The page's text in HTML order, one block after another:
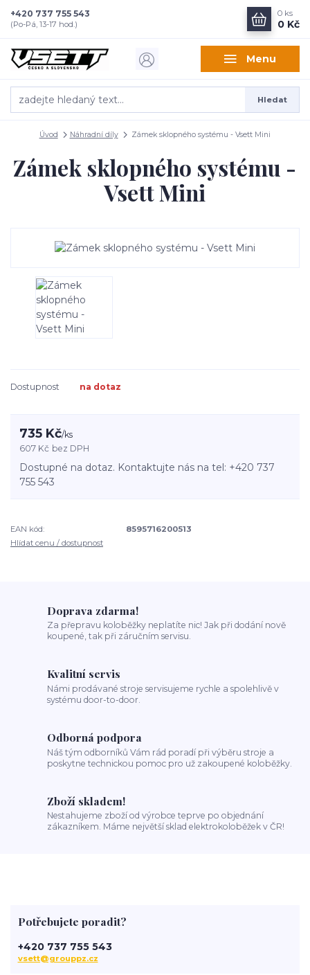
Menu
Hledat
+420 737 755 543
(Po-Pá, 13-17 hod.)
0 ks
0 Kč
Úvod Náhradní díly Zámek sklopného systému - Vsett Mini
Zámek sklopného systému -
Vsett Mini
Dostupnost na dotaz
735 Kč/ks
607 Kč bez DPH
Dostupné na dotaz. Kontaktujte nás na tel: +420 737
755 543
EAN kód:
8595716200513
Hlídat cenu / dostupnost
Doprava zdarma!
Za přepravu koloběžky neplatíte nic! Jak při dodání nově
koupené, tak při záručním servisu.
Kvalitní servis
Námi prodávané stroje servisujeme rychle a spolehlivě v
systému door-to-door.
Odborná podpora
Náš tým odborníků Vám rád poradí při výběru stroje a
poskytne technickou pomoc pro už zakoupené koloběžky.
Zboží skladem!
Nestahujeme zboží od výrobce teprve po objednání
zákazníkem. Máme největší sklad elektrokoloběžek v ČR!
Potřebujete poradit?
+420 737 755 543
vsett@grouppz.cz